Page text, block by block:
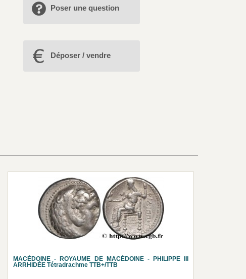
Poser une question
Déposer / vendre
MACÉDOINE - ROYAUME DE MACÉDOINE - PHILIPPE III
ARRHIDÉE Tétradrachme TTB+/TTB